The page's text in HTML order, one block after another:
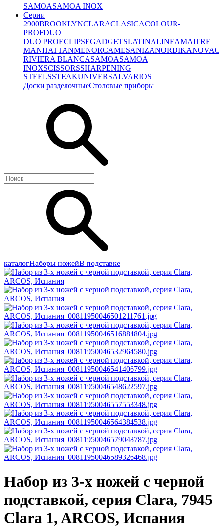
SAMOASAMOA INOX
Серии
2900BROOKLYNCLARACLASICACOLOUR-
PROFDUO
DUO PROECLIPSEGADGETSLATINALINEAMAITRE
MANHATTANMENORCAMESANIZANORDIKANOVA
RIVIERA BLANCASAMOASAMOA
INOXSCISSORSSHARPENING
STEELSSTEAKUNIVERSALVARIOS
Доски разделочныеСтоловые приборы
каталогНаборы ножейВ подставке
Набор из 3-х ножей с черной
подставкой, серия Clara, 7945
Clara 1, ARCOS, Испания